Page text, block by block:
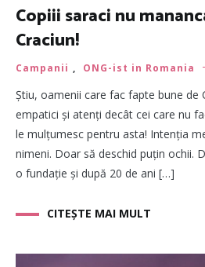
Copiii saraci nu
Craciun!
Campanii , ONG-ist in Romania
Știu, oamenii care fac fapte bune de
empatici și atenți decât cei care nu
le mulțumesc pentru asta! Intenția
nimeni. Doar să deschid puțin ochii.
o fundație și după 20 de ani […]
CITEȘTE MAI MULT